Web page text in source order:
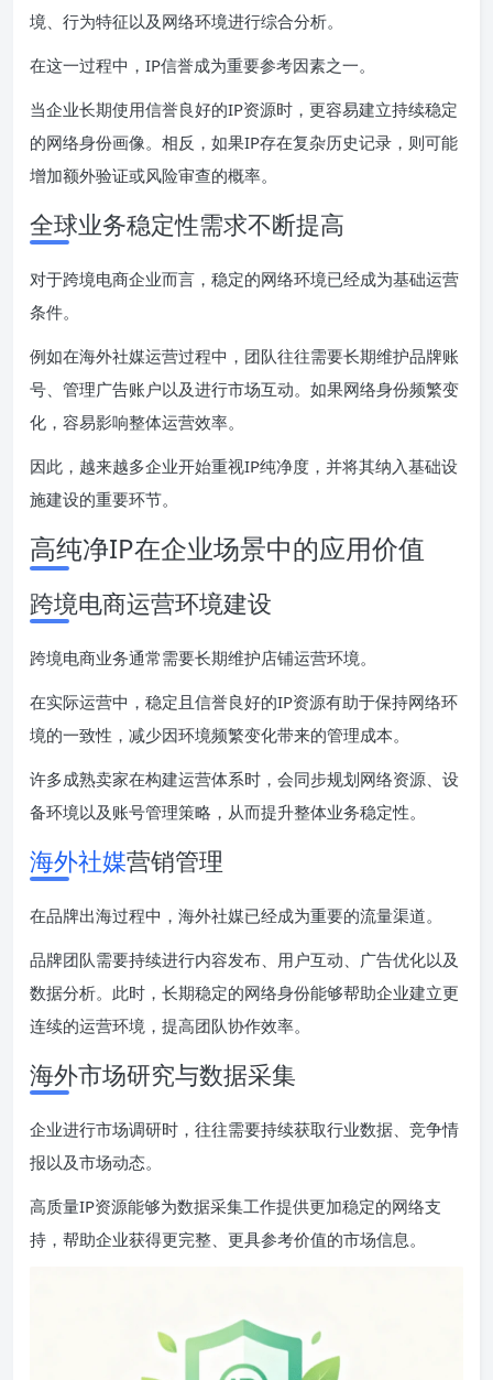
境、行为特征以及网络环境进行综合分析。
在这一过程中，IP信誉成为重要参考因素之一。
当企业长期使用信誉良好的IP资源时，更容易建立持续稳定
的网络身份画像。相反，如果IP存在复杂历史记录，则可能
增加额外验证或风险审查的概率。
全球业务稳定性需求不断提高
对于跨境电商企业而言，稳定的网络环境已经成为基础运营
条件。
例如在海外社媒运营过程中，团队往往需要长期维护品牌账
号、管理广告账户以及进行市场互动。如果网络身份频繁变
化，容易影响整体运营效率。
因此，越来越多企业开始重视IP纯净度，并将其纳入基础设
施建设的重要环节。
高纯净IP在企业场景中的应用价值
跨境电商运营环境建设
跨境电商业务通常需要长期维护店铺运营环境。
在实际运营中，稳定且信誉良好的IP资源有助于保持网络环
境的一致性，减少因环境频繁变化带来的管理成本。
许多成熟卖家在构建运营体系时，会同步规划网络资源、设
备环境以及账号管理策略，从而提升整体业务稳定性。
海外社媒营销管理
在品牌出海过程中，海外社媒已经成为重要的流量渠道。
品牌团队需要持续进行内容发布、用户互动、广告优化以及
数据分析。此时，长期稳定的网络身份能够帮助企业建立更
连续的运营环境，提高团队协作效率。
海外市场研究与数据采集
企业进行市场调研时，往往需要持续获取行业数据、竞争情
报以及市场动态。
高质量IP资源能够为数据采集工作提供更加稳定的网络支
持，帮助企业获得更完整、更具参考价值的市场信息。